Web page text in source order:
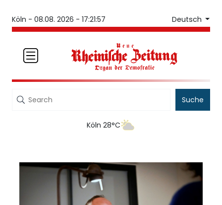
Köln - 08.08. 2026 - 17:21:57 Deutsch
Suche
Köln 28°C